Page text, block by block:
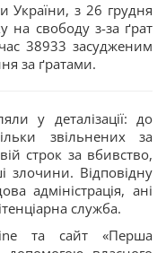
України, з 26 грудня
на свободу з-за ґрат
38933 засудженим
за ґратами.
у деталізації: до
звільнених за
строк за вбивство,
злочини. Відповідну
адміністрація, ані
служба.
та сайт «Перша